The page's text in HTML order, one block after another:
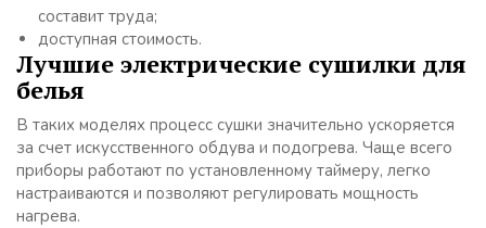
составит труда;
доступная стоимость.
Лучшие электрические сушилки для
белья
В таких моделях процесс сушки значительно ускоряется
за счет искусственного обдува и подогрева. Чаще всего
приборы работают по установленному таймеру, легко
настраиваются и позволяют регулировать мощность
нагрева.